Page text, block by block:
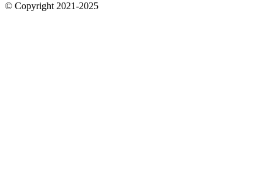
© Copyright 2021-2025